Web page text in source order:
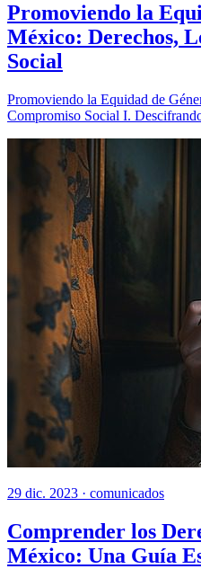
Promoviendo la
México: Derechos,
Social
Promoviendo la Equidad de
Compromiso Social I.
29 dic. 2023 · comunicados
Comprender los
México: Una Guía